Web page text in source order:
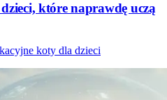
które naprawdę uczą
koty dla dzieci